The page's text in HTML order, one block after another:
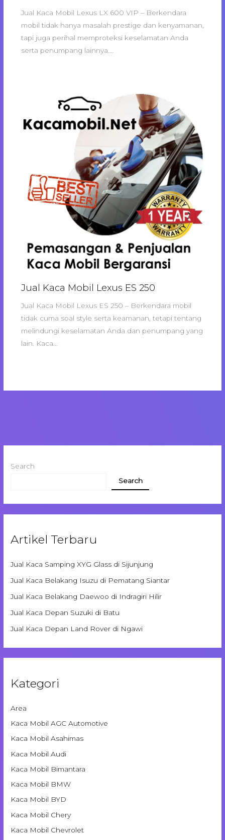
Jual Kaca Mobil Lexus LX 600 VIP – Berkendara
mobil tidak hanya masalah prestige dan kenyamanan,
tapi juga perihal memproteksi keselamatan Anda
serta penumpang lainnya.…
Jual Kaca Mobil Lexus ES 250
Jual Kaca Mobil Lexus ES 250 – Berkendara mobil
tidak cuma soal style serta keamanan, tetapi tentang
melindungi keselamatan Anda dan penumpang yang
lain. Kaca…
Search
Search
Artikel Terbaru
Jual Kaca Samping XYG Glass di Sijunjung
Jual Kaca Belakang Isuzu di Pematang Siantar
Jual Kaca Belakang Daewoo di Indragiri Hilir
Jual Kaca Depan Suzuki di Batu
Jual Kaca Depan Land Rover di Ngawi
Kategori
Area
Kaca Mobil AGC Automotive
Kaca Mobil Asahimas
Kaca Mobil Audi
Kaca Mobil Bimantara
Kaca Mobil BMW
Kaca Mobil BYD
Kaca Mobil Chery
Kaca Mobil Chevrolet